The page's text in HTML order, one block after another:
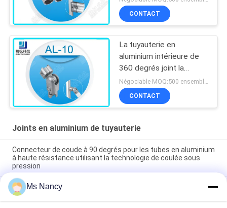
CONTACT
La tuyauterie en
aluminium intérieure de
360 degrés joint la
rotation libre AL-10 de
soufflage de sable
Négociable MOQ:500 ensembles
CONTACT
Joints en aluminium de tuyauterie
Connecteur de coude à 90 degrés pour les tubes en aluminium
à haute résistance utilisant la technologie de coulée sous
pression
Joint de tuyau en aluminium argenté anodisé moulé sous
pression certifié ISO9001 pour les systèmes de tubes
maigres et les postes de travail industriels
Ms Nancy